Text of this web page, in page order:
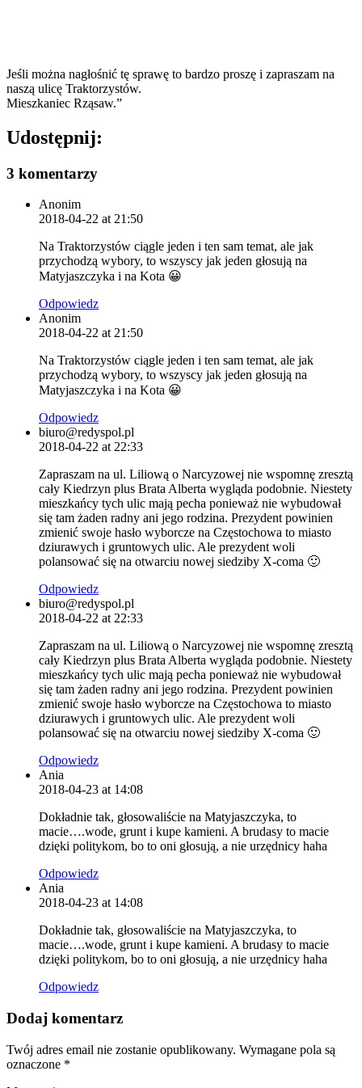
Jeśli można nagłośnić tę sprawę to bardzo proszę i zapraszam na
naszą ulicę Traktorzystów.
Mieszkaniec Rząsaw.”
Udostępnij:
3 komentarzy
Anonim
2018-04-22 at 21:50
Na Traktorzystów ciągle jeden i ten sam temat, ale jak
przychodzą wybory, to wszyscy jak jeden głosują na
Matyjaszczyka i na Kota 😀
Odpowiedz
Anonim
2018-04-22 at 21:50
Na Traktorzystów ciągle jeden i ten sam temat, ale jak
przychodzą wybory, to wszyscy jak jeden głosują na
Matyjaszczyka i na Kota 😀
Odpowiedz
biuro@redyspol.pl
2018-04-22 at 22:33
Zapraszam na ul. Liliową o Narcyzowej nie wspomnę zresztą
cały Kiedrzyn plus Brata Alberta wygląda podobnie. Niestety
mieszkańcy tych ulic mają pecha ponieważ nie wybudował
się tam żaden radny ani jego rodzina. Prezydent powinien
zmienić swoje hasło wyborcze na Częstochowa to miasto
dziurawych i gruntowych ulic. Ale prezydent woli
polansować się na otwarciu nowej siedziby X-coma 🙂
Odpowiedz
biuro@redyspol.pl
2018-04-22 at 22:33
Zapraszam na ul. Liliową o Narcyzowej nie wspomnę zresztą
cały Kiedrzyn plus Brata Alberta wygląda podobnie. Niestety
mieszkańcy tych ulic mają pecha ponieważ nie wybudował
się tam żaden radny ani jego rodzina. Prezydent powinien
zmienić swoje hasło wyborcze na Częstochowa to miasto
dziurawych i gruntowych ulic. Ale prezydent woli
polansować się na otwarciu nowej siedziby X-coma 🙂
Odpowiedz
Ania
2018-04-23 at 14:08
Dokładnie tak, głosowaliście na Matyjaszczyka, to
macie….wode, grunt i kupe kamieni. A brudasy to macie
dzięki politykom, bo to oni głosują, a nie urzędnicy haha
Odpowiedz
Ania
2018-04-23 at 14:08
Dokładnie tak, głosowaliście na Matyjaszczyka, to
macie….wode, grunt i kupe kamieni. A brudasy to macie
dzięki politykom, bo to oni głosują, a nie urzędnicy haha
Odpowiedz
Dodaj komentarz
Twój adres email nie zostanie opublikowany. Wymagane pola są
oznaczone *